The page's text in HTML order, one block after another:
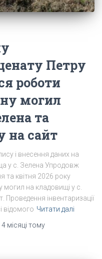
Петру
роботи
могил
та
на сайт
і внесення даних на
у с. Зелена Упродовж
та квітня 2026 року
могил на кладовищі у с.
Проведення інвентаризації
відомого Читати далі
4 місяці тому